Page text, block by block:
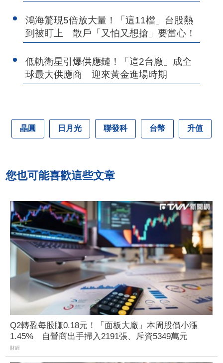
鴻海驚現5倍放大量！「這11檔」台股熱
到被盯上 散戶「又怕又想搶」要當心！
低軌衛星引爆供應鏈！「這2台廠」成全
球最大供應商 迎來黃金進場時期
晶圓 日月光 聯發科 台幣 升值
您也可能喜歡這些文章
Q2轉盈每股賺0.18元！「面板大廠」本周股價小漲
1.45% 自營商出手掃入2191張、斥資5349萬元
財經